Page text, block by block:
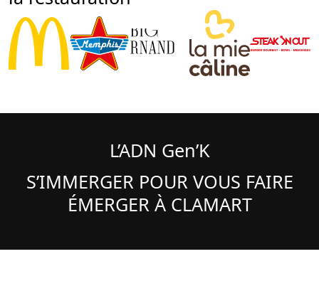
L’ADN Gen’K
S’IMMERGER POUR VOUS FAIRE
ÉMERGER À CLAMART